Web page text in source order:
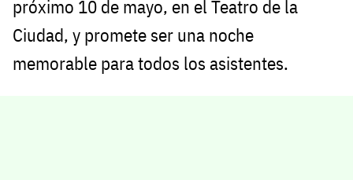
próximo 10 de mayo, en el Teatro de la
Ciudad, y promete ser una noche
memorable para todos los asistentes.